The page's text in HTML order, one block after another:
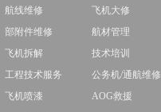
航线维修
飞机大修
部附件维修
航材管理
飞机拆解
技术培训
工程技术服务
公务机/通航维修
飞机喷漆
AOG救援